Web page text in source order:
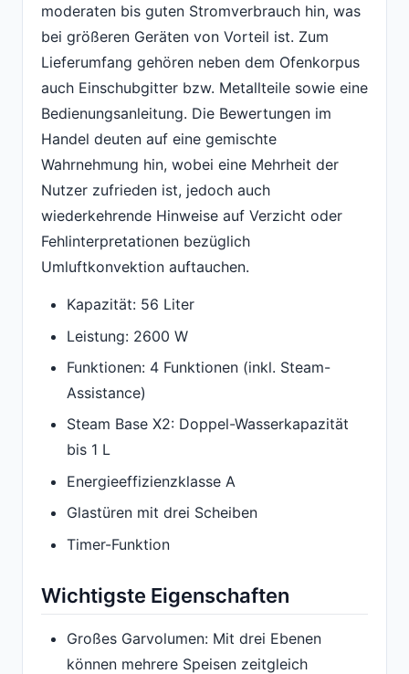
moderaten bis guten Stromverbrauch hin, was
bei größeren Geräten von Vorteil ist. Zum
Lieferumfang gehören neben dem Ofenkorpus
auch Einschubgitter bzw. Metallteile sowie eine
Bedienungsanleitung. Die Bewertungen im
Handel deuten auf eine gemischte
Wahrnehmung hin, wobei eine Mehrheit der
Nutzer zufrieden ist, jedoch auch
wiederkehrende Hinweise auf Verzicht oder
Fehlinterpretationen bezüglich
Umluftkonvektion auftauchen.
Kapazität: 56 Liter
Leistung: 2600 W
Funktionen: 4 Funktionen (inkl. Steam-
Assistance)
Steam Base X2: Doppel-Wasserkapazität
bis 1 L
Energieeffizienzklasse A
Glastüren mit drei Scheiben
Timer-Funktion
Wichtigste Eigenschaften
Großes Garvolumen: Mit drei Ebenen
können mehrere Speisen zeitgleich